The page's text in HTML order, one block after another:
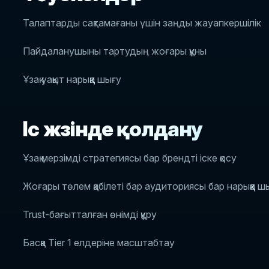
Талаптарды сақтамағаны үшін заңды жауапкершілік
Пайдаланушыны тартудың жоғары құны
Ұзақ уақыт нарыққа шығу
Іс жүзінде қолдану
Ұзақ мерзімді стратегиясы бар брендті іске қосу
Жоғары төлем қабілеті бар аудиториясы бар нарыққа
Trust-бағытталған өнімді құру
Басқа Tier 1 елдеріне масштабтау